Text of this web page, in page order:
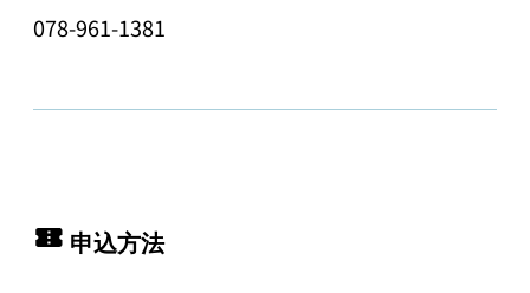
078-961-1381
申込方法